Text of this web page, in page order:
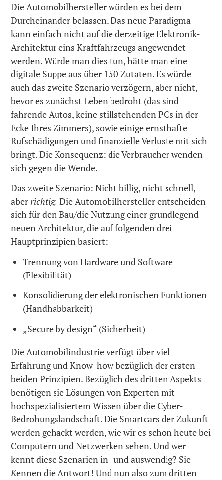
Die Automobilhersteller würden es bei dem
Durcheinander belassen. Das neue Paradigma
kann einfach nicht auf die derzeitige Elektronik-
Architektur eins Kraftfahrzeugs angewendet
werden. Würde man dies tun, hätte man eine
digitale Suppe aus über 150 Zutaten. Es würde
auch das zweite Szenario verzögern, aber nicht,
bevor es zunächst Leben bedroht (das sind
fahrende Autos, keine stillstehenden PCs in der
Ecke Ihres Zimmers), sowie einige ernsthafte
Rufschädigungen und finanzielle Verluste mit sich
bringt. Die Konsequenz: die Verbraucher wenden
sich gegen die Wende.
Das zweite Szenario: Nicht billig, nicht schnell,
aber richtig. Die Automobilhersteller entscheiden
sich für den Bau/die Nutzung einer grundlegend
neuen Architektur, die auf folgenden drei
Hauptprinzipien basiert:
Trennung von Hardware und Software
(Flexibilität)
Konsolidierung der elektronischen Funktionen
(Handhabbarkeit)
„Secure by design“ (Sicherheit)
Die Automobilindustrie verfügt über viel
Erfahrung und Know-how bezüglich der ersten
beiden Prinzipien. Bezüglich des dritten Aspekts
benötigen sie Lösungen von Experten mit
hochspezialisiertem Wissen über die Cyber-
Bedrohungslandschaft. Die Smartcars der Zukunft
werden gehackt werden, wie wir es schon heute bei
Computern und Netzwerken sehen. Und wer
kennt diese Szenarien in- und auswendig? Sie
Kennen die Antwort! Und nun also zum dritten